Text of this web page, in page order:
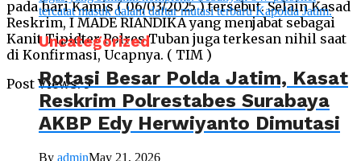
pada hari Kamis ( 06/03/2025 ) tersebut. Selain Kasad
Reskrim, I MADE RIANDIKA yang menjabat sebagai
Kanit Tipidter Polres Tuban juga terkesan nihil saat
di Konfirmasi, Ucapnya. ( TIM )
Post Views: 3
Uncategorized
Rotasi Besar Polda Jatim, Kasat
Reskrim Polrestabes Surabaya
AKBP Edy Herwiyanto Dimutasi
By adminMay 21, 2026